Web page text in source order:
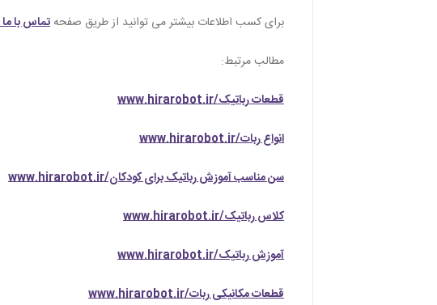
برای کسب اطلاعات بیشتر می توانید از طریق صفحهتماس با ما
مطالب مرتبط:
قطعات رباتیک/www.hirarobot.ir
انواع ربات/www.hirarobot.ir
سن مناسب آموزش رباتیک برای کودکان/www.hirarobot.ir
کلاس رباتیک/www.hirarobot.ir
آموزش رباتیک/www.hirarobot.ir
قطعات مکانیکی ربات/www.hirarobot.ir